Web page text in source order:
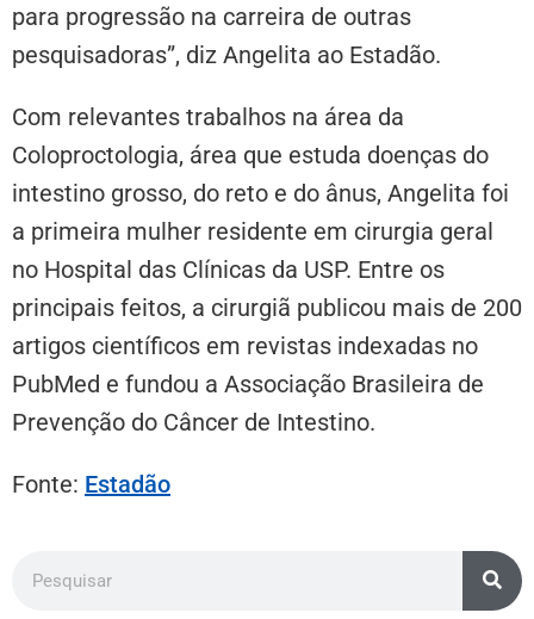
para progressão na carreira de outras
pesquisadoras”, diz Angelita ao Estadão.
Com relevantes trabalhos na área da
Coloproctologia, área que estuda doenças do
intestino grosso, do reto e do ânus, Angelita foi
a primeira mulher residente em cirurgia geral
no Hospital das Clínicas da USP. Entre os
principais feitos, a cirurgiã publicou mais de 200
artigos científicos em revistas indexadas no
PubMed e fundou a Associação Brasileira de
Prevenção do Câncer de Intestino.
Fonte: Estadão